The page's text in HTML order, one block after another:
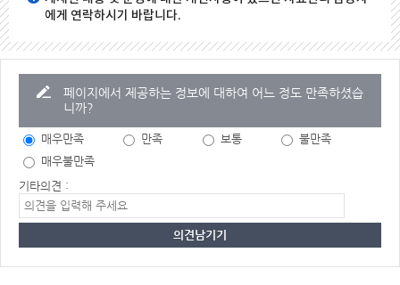
에게 연락하시기 바랍니다.
페이지에서 제공하는 정보에 대하여 어느 정도 만족하셨습
니까?
매우만족 만족 보통
불만족
매우불만족
기타의견 :